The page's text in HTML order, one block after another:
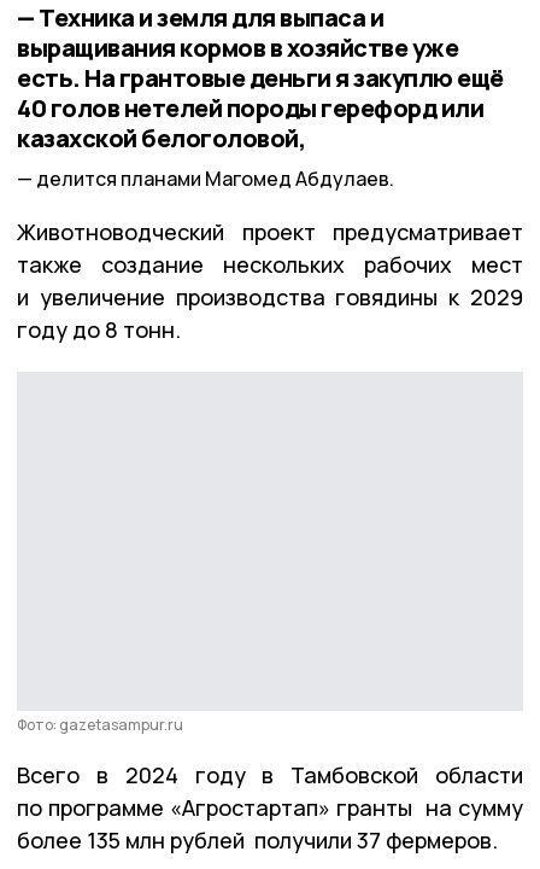
— Техника и земля для выпаса и
выращивания кормов в хозяйстве уже
есть. На грантовые деньги я закуплю ещё
40 голов нетелей породы герефорд или
казахской белоголовой,
делится планами Магомед Абдулаев.
Животноводческий проект предусматривает
также создание нескольких рабочих мест
и увеличение производства говядины к 2029
году до 8 тонн.
Фото: gazetasampur.ru
Всего в 2024 году в Тамбовской области
по программе «Агростартап» гранты на сумму
более 135 млн рублей получили 37 фермеров.